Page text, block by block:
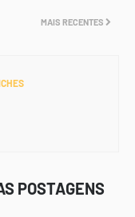
MAIS RECENTES
POSTAGENS